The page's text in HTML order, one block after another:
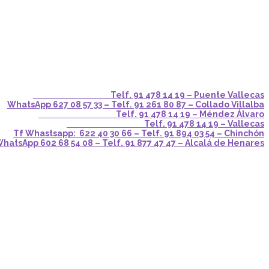
Telf. 91 478 14 19 – Puente Vallecas
WhatsApp 627 08 57 33 – Telf. 91 261 80 87 – Collado Villalba
Telf. 91 478 14 19 – Méndez Álvaro
Telf. 91 478 14 19 – Vallecas
Tf Whastsapp: 622 40 30 66 – Telf. 91 894 03 54 – Chinchón
602 68 54 08 – Telf. 91 877 47 47 – Alcalá de Henares